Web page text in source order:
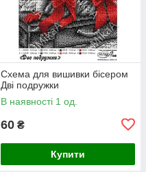
Схема для вишивки бісером
Дві подружки
В наявності 1 од.
60 ₴
Купити